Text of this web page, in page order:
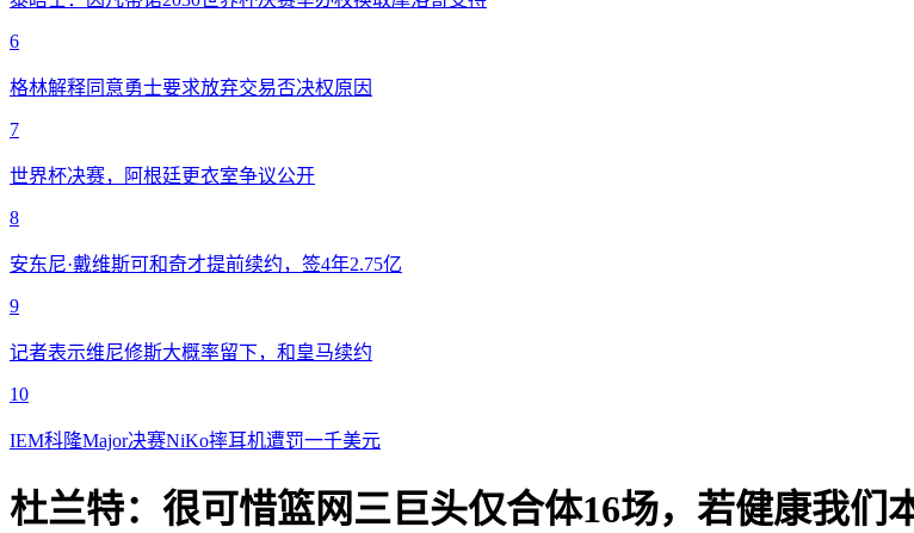
6
格林解释同意勇士要求放弃交易否决权原因
7
世界杯决赛，阿根廷更衣室争议公开
8
安东尼·戴维斯可和奇才提前续约，签4年2.75亿
9
记者表示维尼修斯大概率留下，和皇马续约
10
IEM科隆Major决赛NiKo摔耳机遭罚一千美元
杜兰特：很可惜篮网三巨头仅合体16场，若健康我们